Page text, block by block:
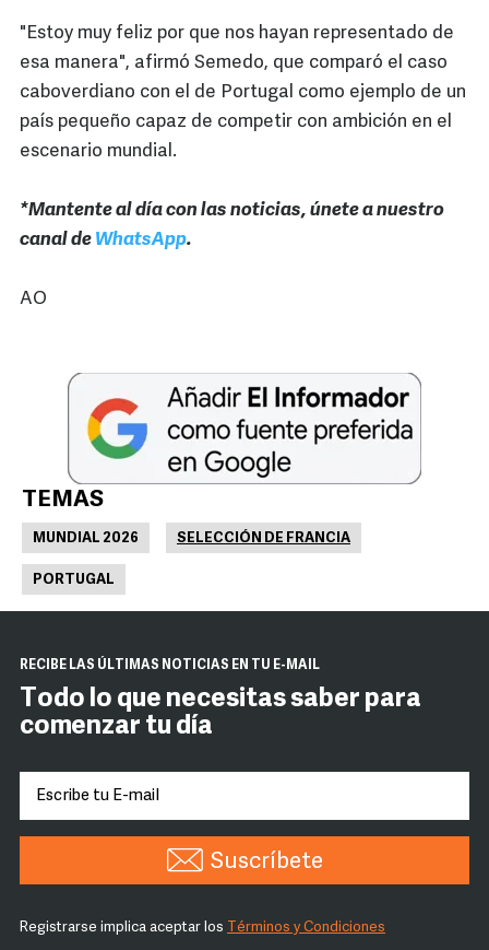
"Estoy muy feliz por que nos hayan representado de
esa manera", afirmó Semedo, que comparó el caso
caboverdiano con el de Portugal como ejemplo de un
país pequeño capaz de competir con ambición en el
escenario mundial.
*Mantente al día con las noticias, únete a nuestro
canal de WhatsApp.
AO
TEMAS
MUNDIAL 2026 SELECCIÓN DE FRANCIA
PORTUGAL
RECIBE LAS ÚLTIMAS NOTICIAS EN TU E-MAIL
Todo lo que necesitas saber para
comenzar tu día
Suscríbete
Registrarse implica aceptar los Términos y Condiciones